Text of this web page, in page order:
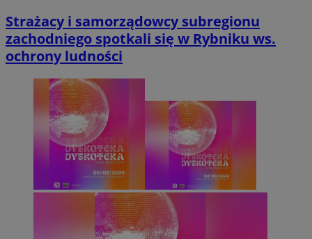
Strażacy i samorządowcy subregionu
zachodniego spotkali się w Rybniku ws.
ochrony ludności